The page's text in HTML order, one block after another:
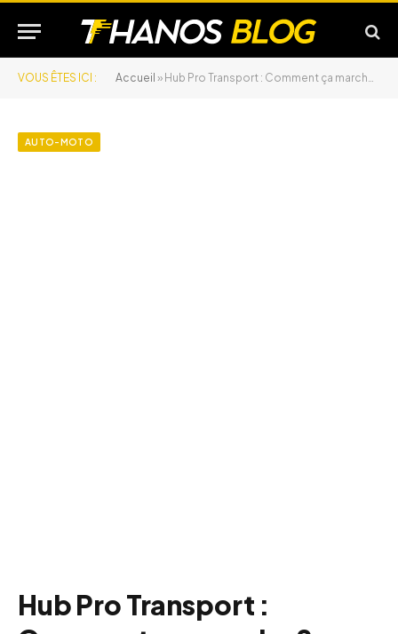
VOUS ÊTES ICI : Accueil » Hub Pro Transport : Comment ça marche ?
AUTO-MOTO
Hub Pro Transport :